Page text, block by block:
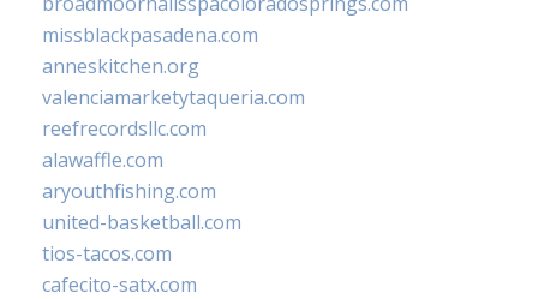
missblackpasadena.com
anneskitchen.org
valenciamarketytaqueria.com
reefrecordsllc.com
alawaffle.com
aryouthfishing.com
united-basketball.com
tios-tacos.com
cafecito-satx.com